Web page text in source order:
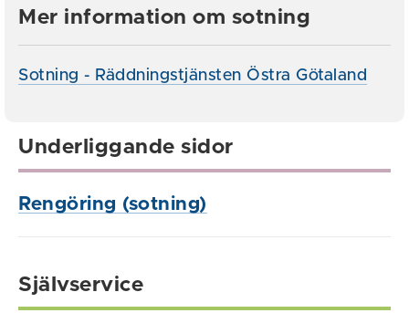
Mer information om sotning
Sotning - Räddningstjänsten Östra Götaland
Underliggande sidor
Rengöring (sotning)
Självservice